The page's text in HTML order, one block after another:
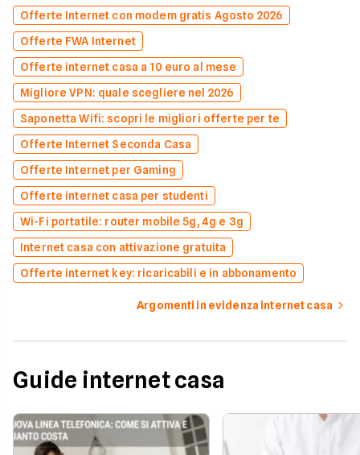
Offerte Internet con modem gratis Agosto 2026
Offerte FWA Internet
Offerte internet casa a 10 euro al mese
Migliore VPN: quale scegliere nel 2026
Saponetta Wifi: scopri le migliori offerte per te
Offerte Internet Seconda Casa
Offerte Internet per Gaming
Offerte internet casa per studenti
Wi-Fi portatile: router mobile 5g, 4g e 3g
Internet casa con attivazione gratuita
Offerte internet key: ricaricabili e in abbonamento
Argomenti in evidenza internet casa
Guide internet casa